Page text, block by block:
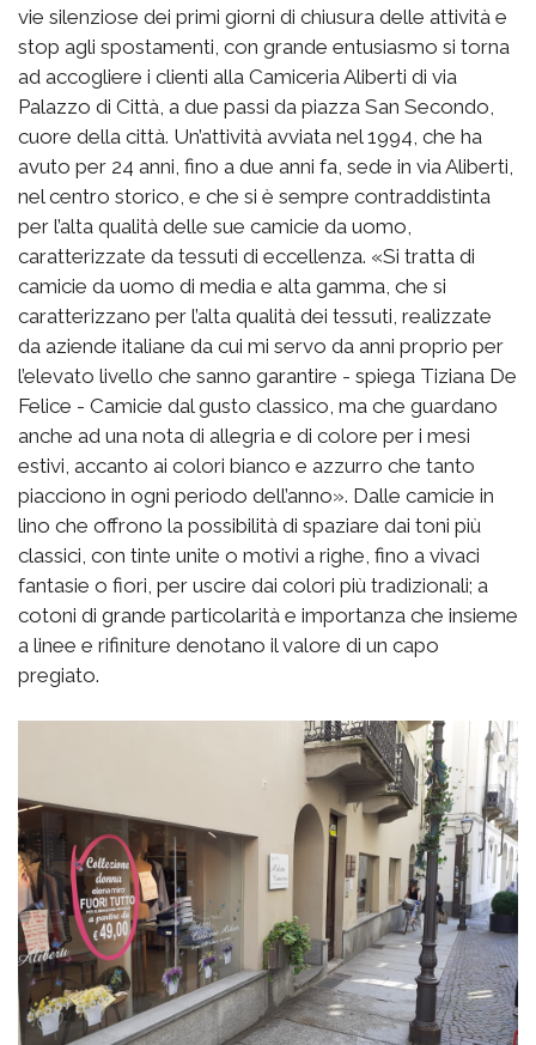
vie silenziose dei primi giorni di chiusura delle attività e
stop agli spostamenti, con grande entusiasmo si torna
ad accogliere i clienti alla Camiceria Aliberti di via
Palazzo di Città, a due passi da piazza San Secondo,
cuore della città. Un’attività avviata nel 1994, che ha
avuto per 24 anni, fino a due anni fa, sede in via Aliberti,
nel centro storico, e che si è sempre contraddistinta
per l’alta qualità delle sue camicie da uomo,
caratterizzate da tessuti di eccellenza. «Si tratta di
camicie da uomo di media e alta gamma, che si
caratterizzano per l’alta qualità dei tessuti, realizzate
da aziende italiane da cui mi servo da anni proprio per
l’elevato livello che sanno garantire - spiega Tiziana De
Felice - Camicie dal gusto classico, ma che guardano
anche ad una nota di allegria e di colore per i mesi
estivi, accanto ai colori bianco e azzurro che tanto
piacciono in ogni periodo dell’anno». Dalle camicie in
lino che offrono la possibilità di spaziare dai toni più
classici, con tinte unite o motivi a righe, fino a vivaci
fantasie o fiori, per uscire dai colori più tradizionali; a
cotoni di grande particolarità e importanza che insieme
a linee e rifiniture denotano il valore di un capo
pregiato.